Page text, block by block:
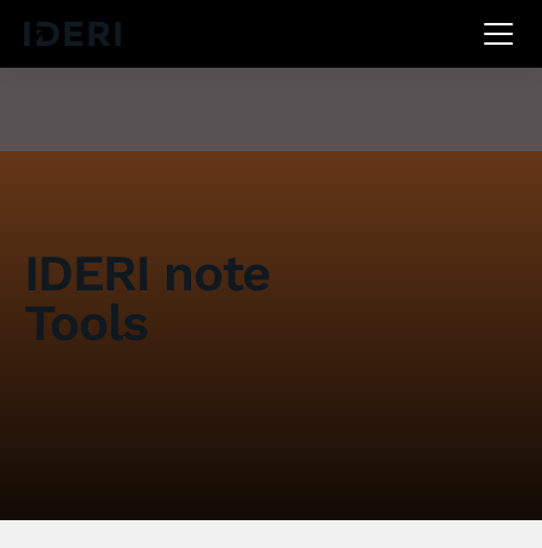
DEEN
IDERI note
Tools